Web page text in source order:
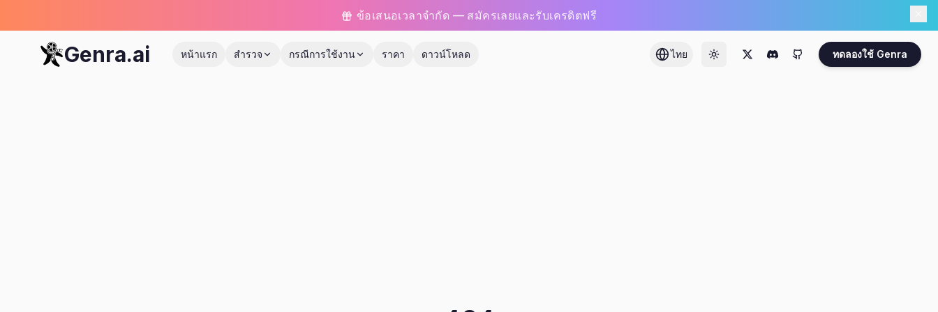
ข้อเสนอเวลาจำกัด — สมัครเลยและรับเครดิตฟรี
Genra.ai หน้าแรก สำรวจ กรณีการใช้งาน ราคา ดาวน์โหลด ไทย ทดลองใช้ Genra